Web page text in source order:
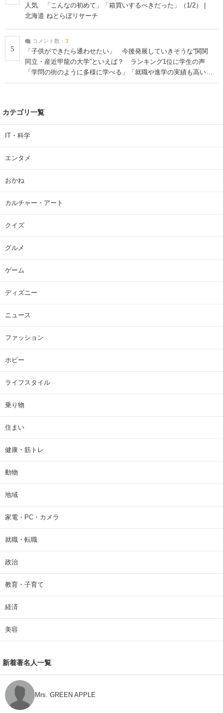
人気 「こんなの初めて」「箱買いするべきだった」（1/2） |
北海道 ねとらぼリサーチ
5
コメント数： 3
「子供ができたら通わせたい」 今後発展していきそうな“関関
同立・産近甲龍の大学”といえば？ ランキング1位に学生の声
「学問の街のように多様に学べる」「就職や進学の実績も高い」
| 大学 ねとらぼリサーチ
カテゴリ一覧
IT・科学
エンタメ
おかね
カルチャー・アート
クイズ
グルメ
ゲーム
ディズニー
ニュース
ファッション
ホビー
ライフスタイル
乗り物
住まい
健康・筋トレ
動物
地域
家電・PC・カメラ
就職・転職
政治
教育・子育て
経済
美容
新着著名人一覧
Mrs. GREEN APPLE